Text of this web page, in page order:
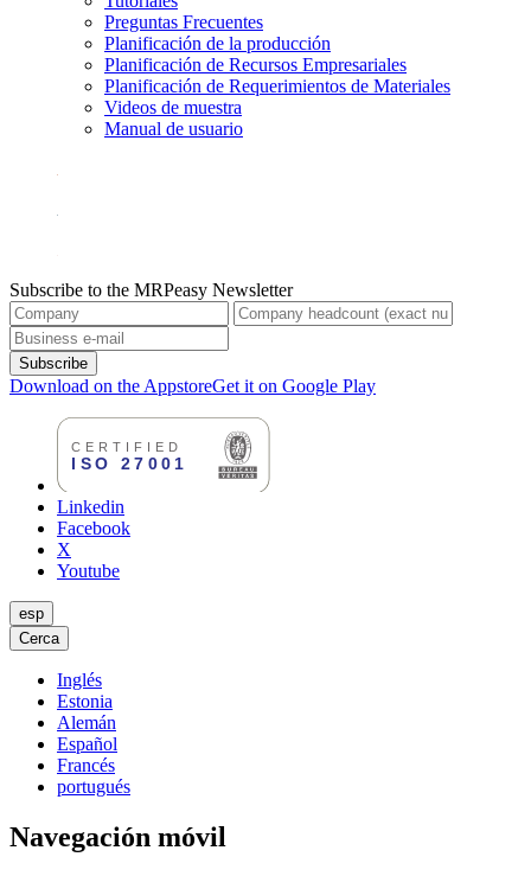
Preguntas Frecuentes
Planificación de la producción
Planificación de Recursos Empresariales
Planificación de Requerimientos de Materiales
Videos de muestra
Manual de usuario
Subscribe to the MRPeasy Newsletter
Subscribe
Download on the AppstoreGet it on Google Play
Linkedin
Facebook
X
Youtube
esp
Cerca
Inglés
Estonia
Alemán
Español
Francés
portugués
Navegación móvil